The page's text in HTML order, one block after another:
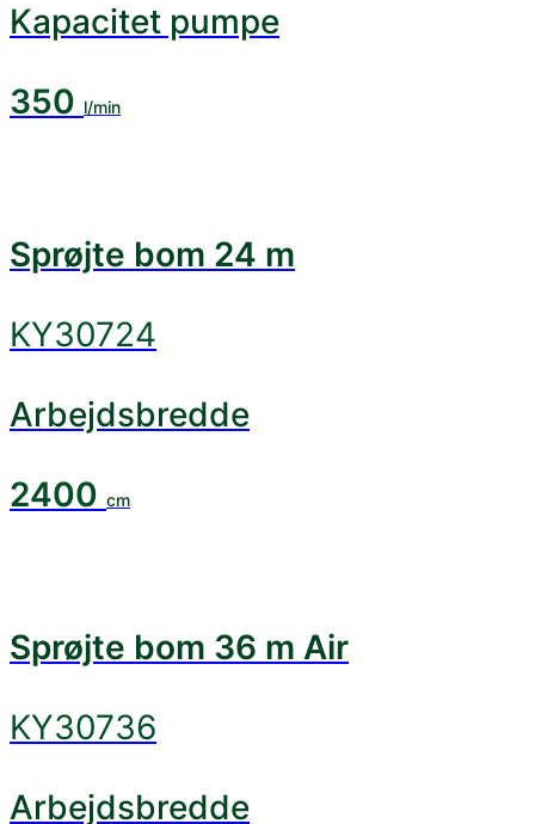
Kapacitet pumpe
350 l/min
Sprøjte bom 24 m
KY30724
Arbejdsbredde
2400 cm
Sprøjte bom 36 m Air
KY30736
Arbejdsbredde